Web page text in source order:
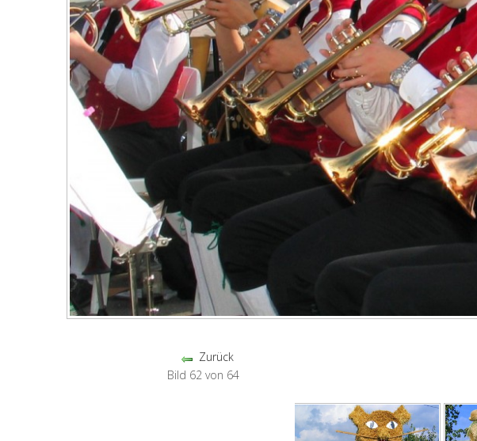
Zurück
Bild 62 von 64